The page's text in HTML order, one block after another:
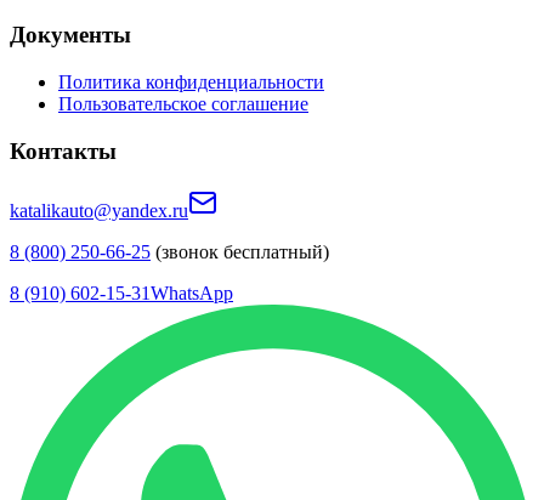
Документы
Политика конфиденциальности
Пользовательское соглашение
Контакты
katalikauto@yandex.ru
8 (800) 250-66-25 (звонок бесплатный)
8 (910) 602-15-31WhatsApp